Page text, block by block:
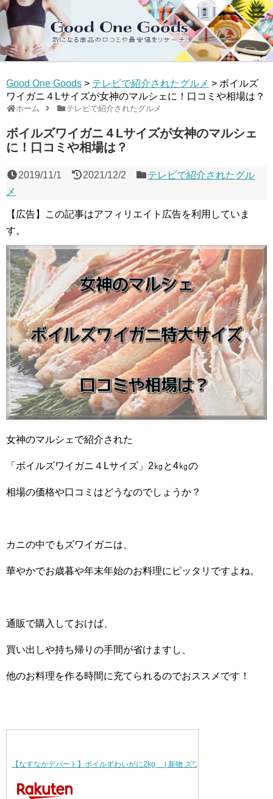
Good One Goods > テレビで紹介されたグルメ > ボイルズ
ワイガニ４Lサイズが女神のマルシェに！口コミや相場は？
ホーム テレビで紹介されたグルメ
ボイルズワイガニ４Lサイズが女神のマルシェ
に！口コミや相場は？
2019/11/1 2021/12/2
テレビで紹介されたグル
メ
【広告】この記事はアフィリエイト広告を利用していま
す。
女神のマルシェで紹介された
「ボイルズワイガニ４Lサイズ」2㎏と4㎏の
相場の価格や口コミはどうなのでしょうか？
カニの中でもズワイガニは、
華やかでお歳暮や年末年始のお料理にピッタリですよね。
通販で購入しておけば、
買い出しや持ち帰りの手間が省けますし、
他のお料理を作る時間に充てられるのでおススメです！
【なすなかデパート】ボイルずわいがに2kg | 新物 ズワイガニ かに カニ …